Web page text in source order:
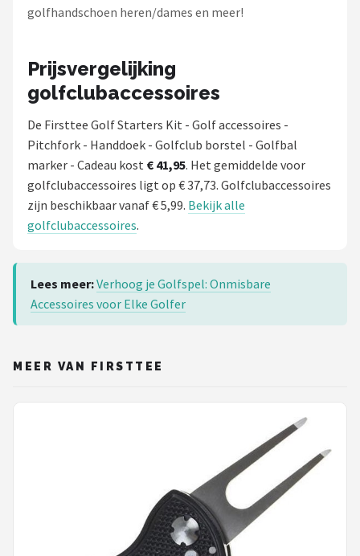
golfhandschoen heren/dames en meer!
Prijsvergelijking
golfclubaccessoires
De Firsttee Golf Starters Kit - Golf accessoires -
Pitchfork - Handdoek - Golfclub borstel - Golfbal
marker - Cadeau kost € 41,95. Het gemiddelde voor
golfclubaccessoires ligt op € 37,73. Golfclubaccessoires
zijn beschikbaar vanaf € 5,99. Bekijk alle
golfclubaccessoires.
Lees meer:Verhoog je Golfspel: Onmisbare
Accessoires voor Elke Golfer
MEER VAN FIRSTTEE